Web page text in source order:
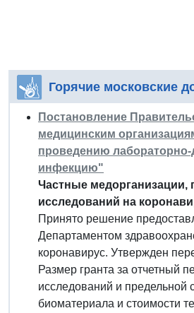
Горячие московские
Постановление
медицинским
проведению
инфекцию"
Частные медорганизации,
исследований на
Принято решение
Департаментом
коронавирус. Утвержден
Размер гранта за отчетный
исследований и предельной
биоматериала и стоимости